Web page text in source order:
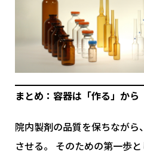
まとめ：容器は「作る」から
院内製剤の品質を保ちながら
させる。 そのための第一歩